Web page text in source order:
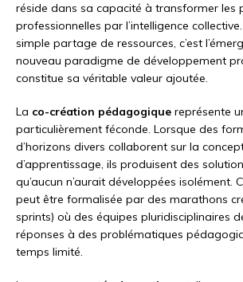
réside dans sa capacité à transformer les
professionnelles par l’intelligence
simple partage de ressources, c’est
nouveau paradigme de développement
constitue sa véritable valeur ajoutée.
La co-création pédagogique représente
particulièrement féconde. Lorsque des
d’horizons divers collaborent sur la
d’apprentissage, ils produisent des
qu’aucun n’aurait développées isolément.
peut être formalisée par des marathons
sprints) où des équipes pluridisciplinaires
réponses à des problématiques
temps limité.